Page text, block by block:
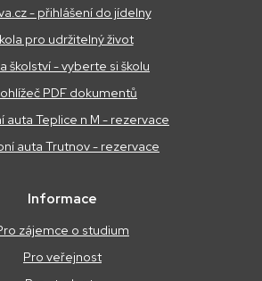
- přihlášení do jídelny
pro udržitelný život
školství - vyberte si školu
PDF dokumentů
auta Teplice n M - rezervace
auta Trutnov - rezervace
Informace
zájemce o studium
Pro veřejnost